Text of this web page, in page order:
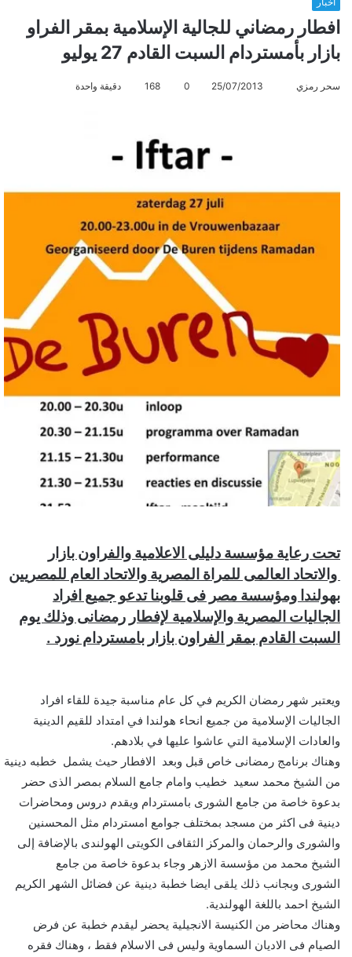
افطار رمضاني للجالية الإسلامية بمقر الفراو
بازار بأمستردام السبت القادم 27 يوليو
سحر رمزي
إ
ر
25/07/2013
0
168 دقيقة واحدة
تحت رعاية مؤسسة دليلى الاعلامية والفراون بازار
والاتحاد العالمى للمراة المصرية والاتحاد العام للمصريين
بهولندا ومؤسسة مصر فى قلوبنا تدعو جميع افراد
الجاليات المصرية والإسلامية لإفطار رمضانى وذلك يوم
السبت القادم بمقر الفراون بازار بامستردام نورد .
ويعتبر شهر رمضان الكريم في كل عام مناسبة جيدة للقاء افراد
الجاليات الإسلامية من جميع انحاء هولندا في امتداد للقيم الدينية
والعادات الإسلامية التي عاشوا عليها في بلادهم.
وهناك برنامج رمضانى خاص قبل وبعد الافطار حيث يشمل خطبه دينية
من الشيخ محمد سعيد خطيب وامام جامع السلام بمصر الذى حضر
بدعوة خاصة من جامع الشورى بامستردام ويقدم دروس ومحاضرات
دينية فى اكثر من مسجد بمختلف جوامع امستردام مثل المحسنين
والشورى والرحمان والمركز الثقافى الكويتى الهولندى بالإضافة إلى
الشيخ محمد من مؤسسة الازهر وجاء بدعوة خاصة من جامع
الشورى وبجانب ذلك يلقى ايضا خطبة دينية عن فضائل الشهر الكريم
الشيخ احمد باللغة الهولندية.
وهناك محاضر من الكنيسة الانجيلية يحضر ليقدم خطبة عن فرض
الصيام فى الاديان السماوية وليس فى الاسلام فقط ، وهناك فقره